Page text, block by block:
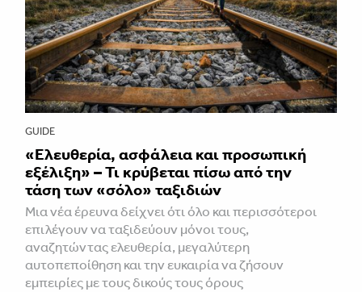
GUIDE
«Ελευθερία, ασφάλεια και προσωπική
εξέλιξη» – Τι κρύβεται πίσω από την
τάση των «σόλο» ταξιδιών
Μια νέα έρευνα δείχνει ότι όλο και περισσότεροι
επιλέγουν να ταξιδεύουν μόνοι τους,
αναζητώντας ελευθερία, μεγαλύτερη
αυτοπεποίθηση και την ευκαιρία να ζήσουν
εμπειρίες με τους δικούς τους όρους